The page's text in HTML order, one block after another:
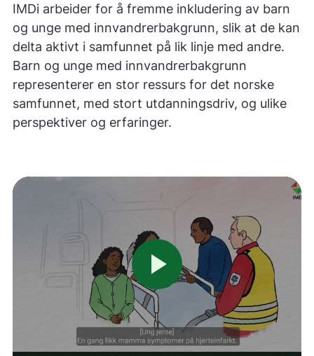
IMDi arbeider for å fremme inkludering av barn
og unge med innvandrerbakgrunn, slik at de kan
delta aktivt i samfunnet på lik linje med andre.
Barn og unge med innvandrerbakgrunn
representerer en stor ressurs for det norske
samfunnet, med stort utdanningsdriv, og ulike
perspektiver og erfaringer.
play_arrow